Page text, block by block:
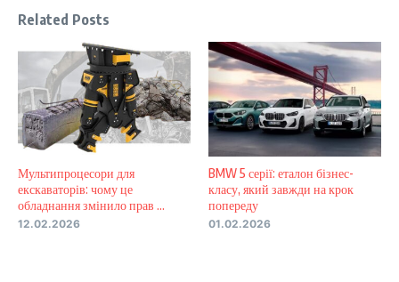
Related Posts
Мультипроцесори для
екскаваторів: чому це
обладнання змінило прав ...
12.02.2026
BMW 5 серії: еталон бізнес-
класу, який завжди на крок
попереду
01.02.2026